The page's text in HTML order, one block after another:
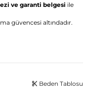
ve garanti belgesi ile
güvencesi altındadır.
Beden Tablosu